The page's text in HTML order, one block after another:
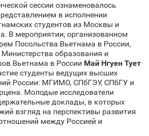
сессии ознаменовалось
в исполнении
студентов из Москвы и
В мероприятии, организованном
Посольства Вьетнама в России,
образования и
Вьетнама в России Май Нгуен Тует
студенты ведущих высших
России: МГИМО, СПбГЭУ, СПбГУ и
Молодые исследователи
доклады, в которых
взгляд на перспективы развития
между Россией и